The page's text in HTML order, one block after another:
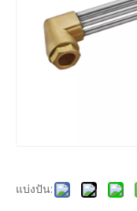
แบ่งปัน: